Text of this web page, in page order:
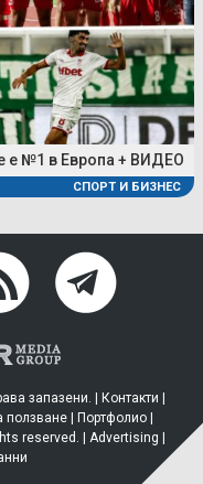
е №1 в Европа + ВИДЕО
СПОРТ И БИЗНЕС
запазени. | Контакти
ползване| Портфолио|
reserved. | Advertising